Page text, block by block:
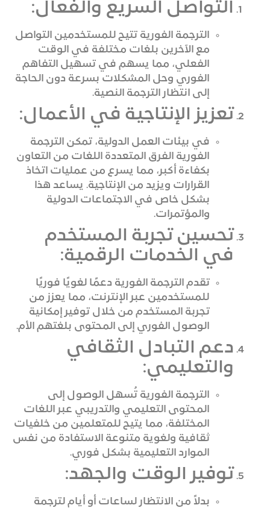
التواصل السريع والفعال:
الترجمة الفورية تتيح للمستخدمين التواصل
مع الآخرين بلغات مختلفة في الوقت
الفعلي، مما يسهم في تسهيل التفاهم
الفوري وحل المشكلات بسرعة دون الحاجة
إلى انتظار الترجمة النصية.
تعزيز الإنتاجية في الأعمال:
في بيئات العمل الدولية، تمكن الترجمة
الفورية الفرق المتعددة اللغات من التعاون
بكفاءة أكبر، مما يسرع من عمليات اتخاذ
القرارات ويزيد من الإنتاجية. يساعد هذا
بشكل خاص في الاجتماعات الدولية
والمؤتمرات.
تحسين تجربة المستخدم
في الخدمات الرقمية:
تقدم الترجمة الفورية دعمًا لغويًا فوريًا
للمستخدمين عبر الإنترنت، مما يعزز من
تجربة المستخدم من خلال توفير إمكانية
الوصول الفوري إلى المحتوى بلغتهم الأم.
دعم التبادل الثقافي
والتعليمي:
الترجمة الفورية تُسهل الوصول إلى
المحتوى التعليمي والتدريبي عبر اللغات
المختلفة، مما يتيح للمتعلمين من خلفيات
ثقافية ولغوية متنوعة الاستفادة من نفس
الموارد التعليمية بشكل فوري.
توفير الوقت والجهد:
بدلاً من الانتظار لساعات أو أيام لترجمة